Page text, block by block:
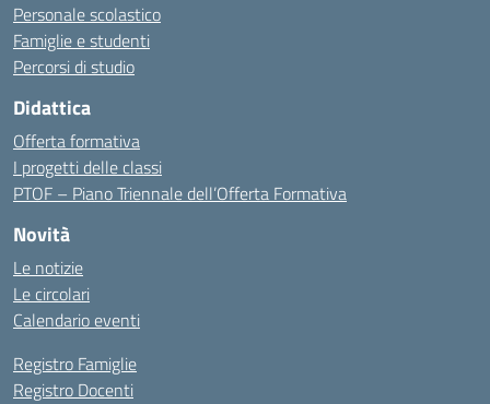
Personale scolastico
Famiglie e studenti
Percorsi di studio
Didattica
Offerta formativa
I progetti delle classi
PTOF – Piano Triennale dell’Offerta Formativa
Novità
Le notizie
Le circolari
Calendario eventi
Registro Famiglie
Registro Docenti